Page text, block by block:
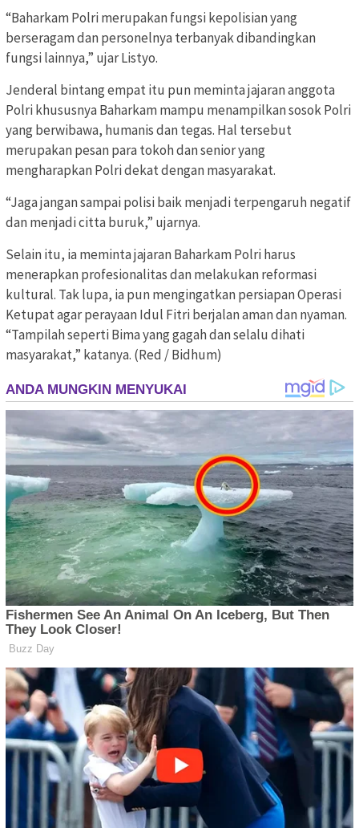
“Baharkam Polri merupakan fungsi kepolisian yang
berseragam dan personelnya terbanyak dibandingkan
fungsi lainnya,” ujar Listyo.
Jenderal bintang empat itu pun meminta jajaran anggota
Polri khususnya Baharkam mampu menampilkan sosok Polri
yang berwibawa, humanis dan tegas. Hal tersebut
merupakan pesan para tokoh dan senior yang
mengharapkan Polri dekat dengan masyarakat.
“Jaga jangan sampai polisi baik menjadi terpengaruh negatif
dan menjadi citta buruk,” ujarnya.
Selain itu, ia meminta jajaran Baharkam Polri harus
menerapkan profesionalitas dan melakukan reformasi
kultural. Tak lupa, ia pun mengingatkan persiapan Operasi
Ketupat agar perayaan Idul Fitri berjalan aman dan nyaman.
“Tampilah seperti Bima yang gagah dan selalu dihati
masyarakat,” katanya. (Red / Bidhum)